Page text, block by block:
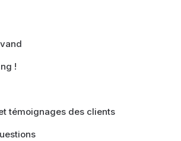
!
témoignages des clients